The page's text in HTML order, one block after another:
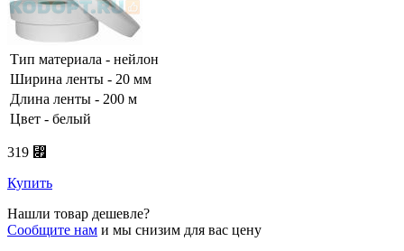
Тип материала - нейлон
Ширина ленты - 20 мм
Длина ленты - 200 м
Цвет - белый
319 ⃏
Купить
Нашли товар дешевле?
Сообщите нам и мы снизим для вас цену